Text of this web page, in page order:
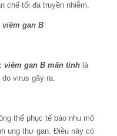
chế tối đa truyền nhiễm.
gan B
viêm gan B mãn tính là
virus gây ra.
thể phục tế bào nhu mô
ung thư gan. Điều này có